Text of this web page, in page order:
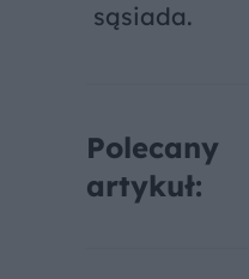
sąsiada.
Polecany
artykuł: